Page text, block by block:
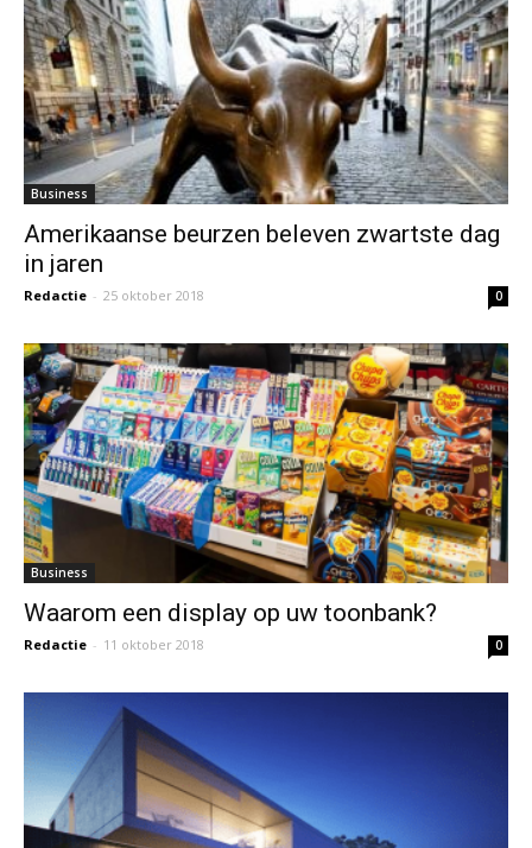
Business
Amerikaanse beurzen beleven zwartste dag
in jaren
Redactie - 25 oktober 2018 0
Business
Waarom een display op uw toonbank?
Redactie - 11 oktober 2018 0